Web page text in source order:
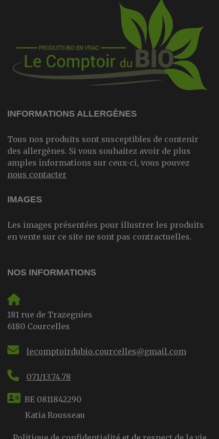
INFORMATIONS ALLERGÈNES
Tous nos produits sont susceptibles de contenir
des allergènes. Si vous souhaitez avoir de plus
amples informations sur ceux-ci, vous pouvez
nous contacter
IMAGES
Les images présentées pour illustrer les produits
en vente sur ce site ne sont pas contractuelles.
NOS INFORMATIONS
181 rue de Trazegnies
6180 Courcelles
lecomptoirdubio.courcelles@gmail.com
071/13.74.78
BE 0811842290
Katia Rousseau